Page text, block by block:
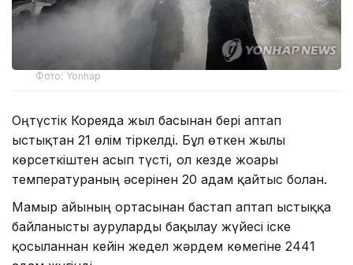
Фото: Yonhap
Оңтүстік Кореяда жыл басынан бері аптап
ыстықтан 21 өлім тіркелді. Бұл өткен жылғы
көрсеткіштен асып түсті, ол кезде жоғары
температураның әсерінен 20 адам қайтыс болған.
Мамыр айының ортасынан бастап аптап ыстыққа
байланысты ауруларды бақылау жүйесі іске
қосылғаннан кейін жедел жәрдем көмегіне 2441